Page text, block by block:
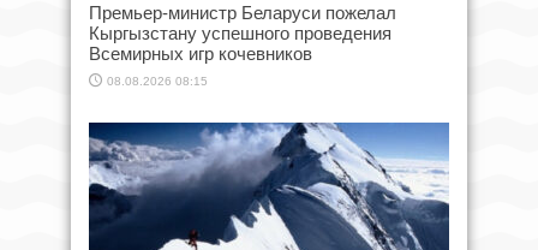
Премьер-министр Беларуси пожелал
Кыргызстану успешного проведения
Всемирных игр кочевников
08.08.2026 08:15